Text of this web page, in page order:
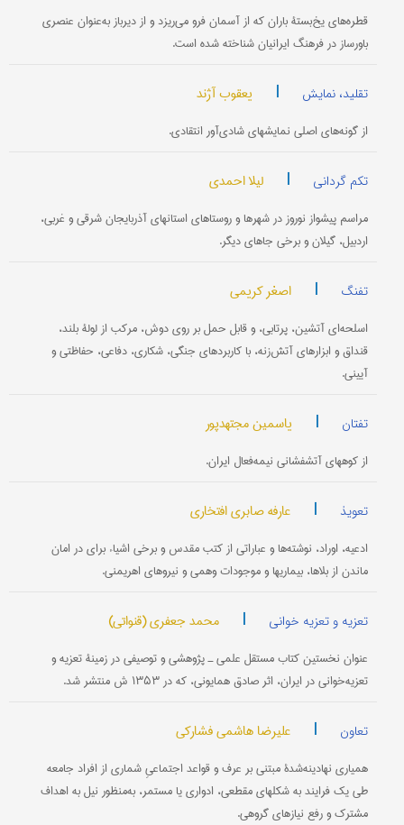
قطره‌های یخ‌بستۀ باران که از آسمان فرو می‌ریزد و از دیرباز به‌عنوان عنصری
باورساز در فرهنگ ایرانیان شناخته شده است.
تقلید، نمایش | یعقوب آژند
از گونه‌های اصلی نمایشهای شادی‌آور انتقادی.
تکم گردانی | لیلا احمدی
مراسم پیشواز نوروز در شهرها و روستاهای استانهای آذربایجان شرقی و غربی،
اردبیل، گیلان و برخی جاهای دیگر.
تفنگ | اصغر کریمی
اسلحه‌ای آتشین، پرتابی، و قابل حمل بر روی دوش، مرکب از لولۀ بلند،
قنداق و ابزارهای آتش‌زنه، با کاربردهای جنگی، شکاری، دفاعی، حفاظتی و
آیینی.
تفتان | یاسمین مجتهدپور
از کوههای آتشفشانی نیمه‌فعال ایران.
تعویذ | عارفه صابری افتخاری
ادعیه، اوراد، نوشته‌ها و عباراتی از کتب مقدس و برخی اشیاء برای در امان
ماندن از بلاها، بیماریها و موجودات وهمی و نیروهای اهریمنی.
تعزیه و تعزیه خوانی | محمد جعفری (قنواتی)
عنوان نخستین کتاب مستقل علمی ـ پژوهشی و توصیفی در زمینۀ تعزیه و
تعزیه‌خوانی در ایران، اثر صادق همایونی، که در ۱۳۵۳ ش منتشر شد.
تعاون | علیرضا هاشمی فشارکی
همیاری نهادینه‌شدۀ مبتنی بر عرف و قواعد اجتماعیِ شماری از افراد جامعه
طی یک فرایند به شکلهای مقطعی، ادواری یا مستمر، به‌منظور نیل به اهداف
مشترک و رفع نیازهای گروهی.